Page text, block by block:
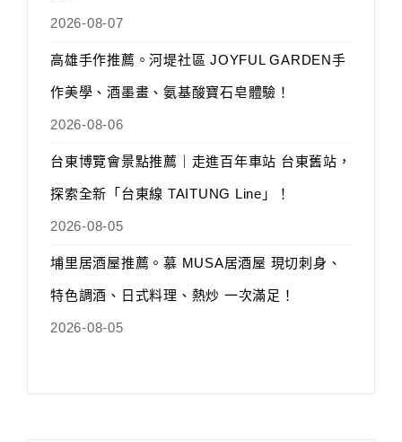
2026-08-07
高雄手作推薦。河堤社區 JOYFUL GARDEN手
作美學、酒墨畫、氨基酸寶石皂體驗！
2026-08-06
台東博覽會景點推薦｜走進百年車站 台東舊站，
探索全新「台東線 TAITUNG Line」！
2026-08-05
埔里居酒屋推薦。慕 MUSA居酒屋 現切刺身、
特色調酒、日式料理、熱炒 一次滿足！
2026-08-05